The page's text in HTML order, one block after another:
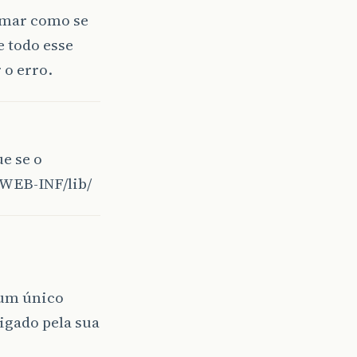
como se
todo esse
o erro.
se o
INF/lib/
único
pela sua